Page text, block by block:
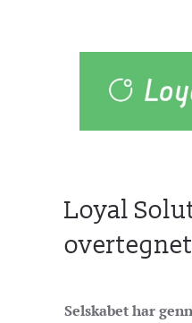
Loyal
Selskabet har